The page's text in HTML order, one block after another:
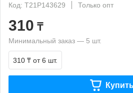
Код: T21P143629
Только опт
310 ₸
Минимальный заказ — 5 шт.
310 ₸ от 6 шт.